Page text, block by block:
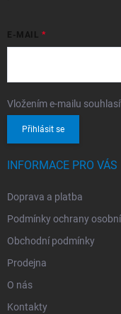
E-MAIL
Vložením e-mailu
Přihlásit se
INFORMACE PRO VÁS
Doprava a platba
Podmínky ochrany
Obchodní podmínky
Prodejna
O nás
Kontakty